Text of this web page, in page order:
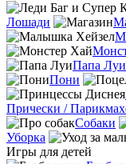
Лошади
Папа Луи
Пони
Прически /
Собаки
Уборка
Игры для детей